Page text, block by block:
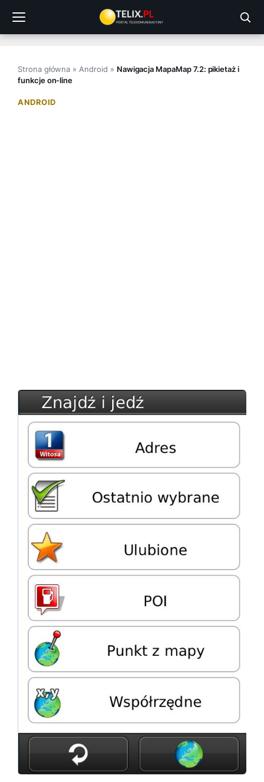
treści
Strona główna » Android » Nawigacja MapaMap 7.2: pikietaż i
funkcje on-line
ANDROID